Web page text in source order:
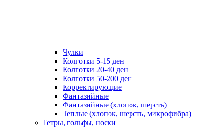
Чулки
Колготки 5-15 ден
Колготки 20-40 ден
Колготки 50-200 ден
Корректирующие
Фантазийные
Фантазийные (хлопок, шерсть)
Теплые (хлопок, шерсть, микрофибра)
Гетры, гольфы, носки